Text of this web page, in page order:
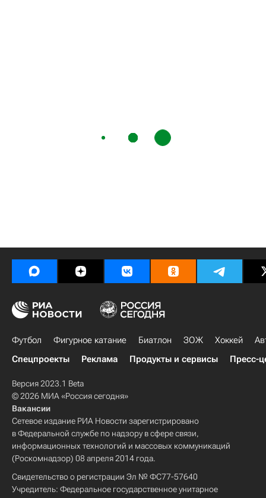
Футбол Фигурное катание Биатлон ЗОЖ Хоккей
Спецпроекты
Реклама Продукты и сервисы Пресс-
Версия 2023.1 Beta
© 2026 МИА «Россия сегодня»
Вакансии
Сетевое издание РИА Новости зарегистрировано
в Федеральной службе по надзору в сфере связи,
информационных технологий и массовых коммуникаций
(Роскомнадзор) 08 апреля 2014 года.
Свидетельство о регистрации Эл № ФС77-57640
Учредитель: Федеральное государственное унитарное